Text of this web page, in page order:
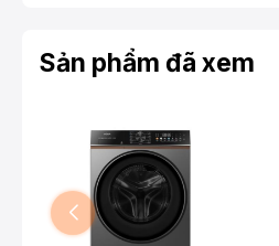
Sản phẩm đã xem